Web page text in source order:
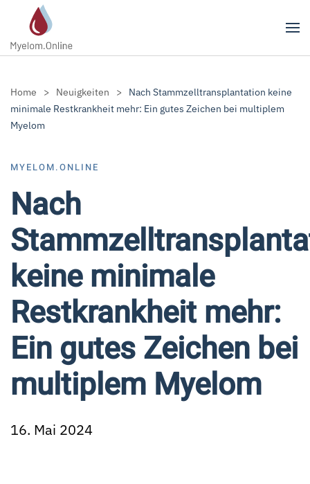
Zum Hauptinhalt springen
Home Neuigkeiten
Nach Stammzelltransplantation keine
minimale Restkrankheit mehr: Ein gutes Zeichen bei multiplem
Myelom
MYELOM.ONLINE
Nach
keine minimale
Restkrankheit mehr:
Ein gutes Zeichen bei
multiplem Myelom
16. Mai 2024